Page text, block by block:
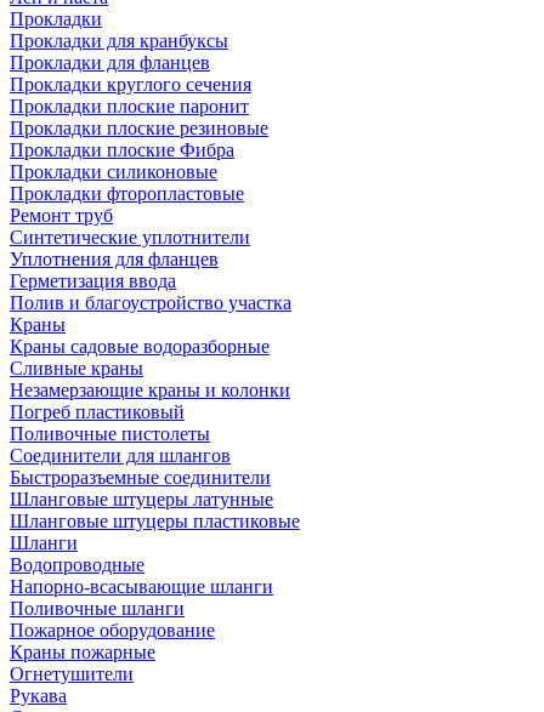
Прокладки
Прокладки для кранбуксы
Прокладки для фланцев
Прокладки круглого сечения
Прокладки плоские паронит
Прокладки плоские резиновые
Прокладки плоские Фибра
Прокладки силиконовые
Прокладки фторопластовые
Ремонт труб
Синтетические уплотнители
Уплотнения для фланцев
Герметизация ввода
Полив и благоустройство участка
Краны
Краны садовые водоразборные
Сливные краны
Незамерзающие краны и колонки
Погреб пластиковый
Поливочные пистолеты
Соединители для шлангов
Быстроразъемные соединители
Шланговые штуцеры латунные
Шланговые штуцеры пластиковые
Шланги
Водопроводные
Напорно-всасывающие шланги
Поливочные шланги
Пожарное оборудование
Краны пожарные
Огнетушители
Рукава